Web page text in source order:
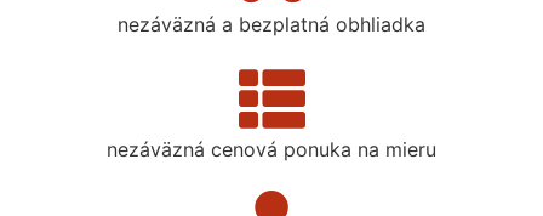
nezáväzná a bezplatná obhliadka
nezáväzná cenová ponuka na mieru